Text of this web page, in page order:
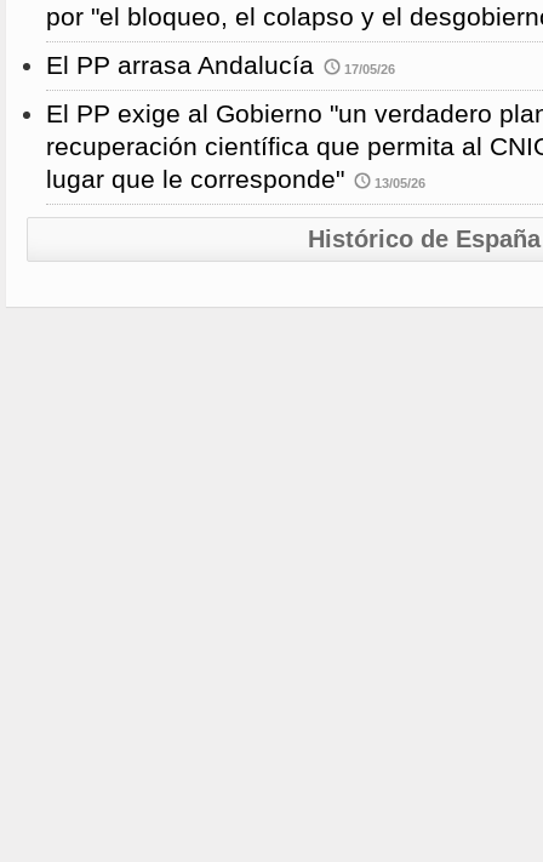
por "el bloqueo, el colapso y el
El PP arrasa Andalucía
17/05/26
El PP exige al Gobierno "un verdadero
recuperación científica que permita al
lugar que le corresponde"
13/05/26
Histórico de España